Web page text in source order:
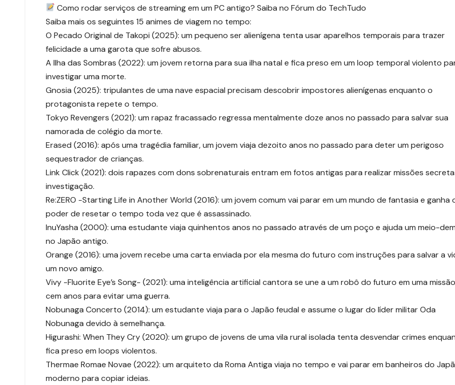
Como rodar serviços de streaming em um PC antigo? Saiba no Fórum do TechTudo
Saiba mais os seguintes 15 animes de viagem no tempo:
O Pecado Original de Takopi (2025): um pequeno ser alienígena tenta usar aparelhos temporais para trazer
felicidade a uma garota que sofre abusos.
A Ilha das Sombras (2022): um jovem retorna para sua ilha natal e fica preso em um loop temporal violento
investigar uma morte.
Gnosia (2025): tripulantes de uma nave espacial precisam descobrir impostores alienígenas enquanto o
protagonista repete o tempo.
Tokyo Revengers (2021): um rapaz fracassado regressa mentalmente doze anos no passado para salvar sua
namorada de colégio da morte.
Erased (2016): após uma tragédia familiar, um jovem viaja dezoito anos no passado para deter um perigoso
sequestrador de crianças.
Link Click (2021): dois rapazes com dons sobrenaturais entram em fotos antigas para realizar missões
investigação.
Re:ZERO -Starting Life in Another World (2016): um jovem comum vai parar em um mundo de fantasia e ganha
poder de resetar o tempo toda vez que é assassinado.
InuYasha (2000): uma estudante viaja quinhentos anos no passado através de um poço e ajuda um meio-
no Japão antigo.
Orange (2016): uma jovem recebe uma carta enviada por ela mesma do futuro com instruções para salvar a
um novo amigo.
Vivy -Fluorite Eye’s Song- (2021): uma inteligência artificial cantora se une a um robô do futuro em uma
cem anos para evitar uma guerra.
Nobunaga Concerto (2014): um estudante viaja para o Japão feudal e assume o lugar do líder militar Oda
Nobunaga devido à semelhança.
Higurashi: When They Cry (2020): um grupo de jovens de uma vila rural isolada tenta desvendar crimes
fica preso em loops violentos.
Thermae Romae Novae (2022): um arquiteto da Roma Antiga viaja no tempo e vai parar em banheiros do
moderno para copiar ideias.